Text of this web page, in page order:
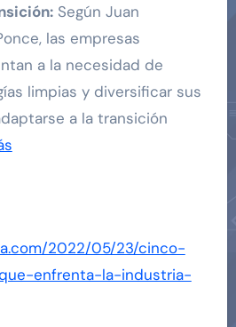
Según Juan
las empresas
a la necesidad de
limpias y diversificar sus
a la transición
2022/05/23/cinco-
enfrenta-la-industria-